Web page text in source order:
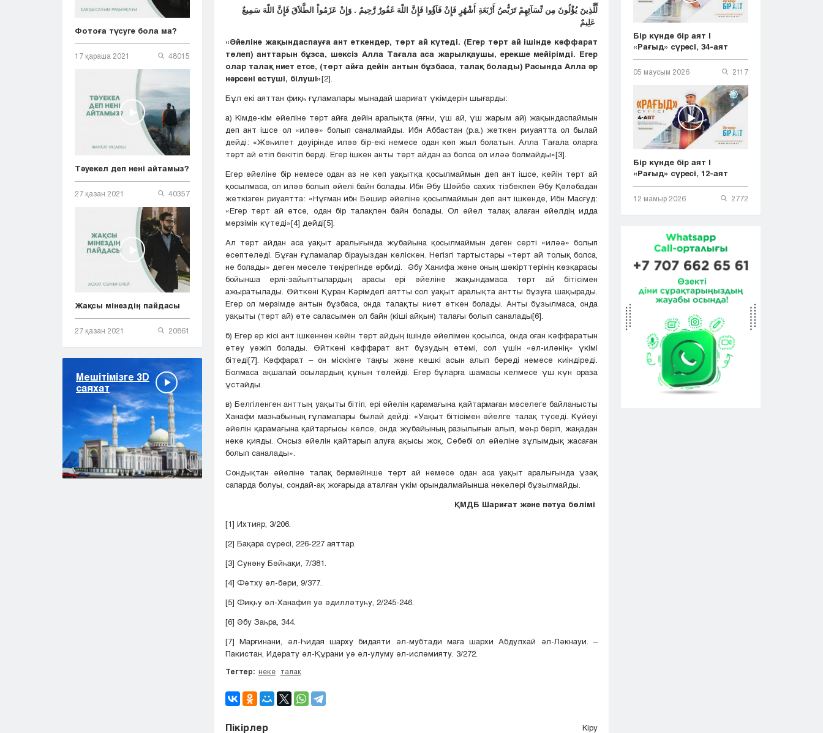
Фотоға түсуге бола ма?
17 қараша 2021 48015
Тәуекел деп нені айтамыз?
27 қазан 2021 40357
Жақсы мінездің пайдасы
27 қазан 2021 20861
Мешітімізге 3D
саяхат
لِّلَّذِينَ يُؤْلُونَ مِن نِّسَآئِهِمْ تَرَبُّصُ أَرْبَعَةِ أَشْهُرٍ فَإِنْ فَآؤُوا فَإِنَّ اللّهَ غَفُورٌ رَّحِيمٌ . وَإِنْ عَزَمُواْ الطَّلاَقَ فَإِنَّ اللّهَ سَمِيعٌ
«Әйеліне жақындаспауға ант еткендер, төрт ай күтеді. (Егер төрт ай ішінде кәффарат
төлеп) анттарын бұзса, шәксіз Алла Тағала аса жарылқаушы, ерекше мейірімді. Егер
олар талақ ниет етсе, (төрт айға дейін антын бұзбаса, талақ болады) Расында Алла әр
нәрсені естуші, білуші»[2].
Бұл екі аяттан фиқһ ғұламалары мынадай шариғат үкімдерін шығарды:
а) Кімде-кім әйеліне төрт айға дейін аралықта (яғни, үш ай, үш жарым ай) жақындаспаймын
деп ант ішсе ол «иләә» болып саналмайды. Ибн Аббастан (р.а.) жеткен риуаятта ол былай
дейді: «Жәһилет дәуірінде иләә бір-екі немесе одан көп жыл болатын. Алла Тағала оларға
төрт ай етіп бекітіп берді. Егер ішкен анты төрт айдан аз болса ол иләә болмайды»[3].
Егер әйеліне бір немесе одан аз не көп уақытқа қосылмаймын деп ант ішсе, кейін төрт ай
қосылмаса, ол иләә болып әйелі байн болады. Ибн Әбу Шәйбә сахих тізбекпен Әбу Қәләбадан
жеткізген риуаятта: «Нұғман ибн Бәшир әйеліне қосылмаймын деп ант ішкенде, Ибн Масғуд:
«Егер төрт ай өтсе, одан бір талақпен байн болады. Ол әйел талақ алаған әйелдің идда
мерзімін күтеді»[4] дейді[5].
Ал төрт айдан аса уақыт аралығында жұбайына қосылмаймын деген серті «иләә» болып
есептеледі. Бұған ғұламалар бірауыздан келіскен. Негізгі тартыстары «төрт ай толық болса,
не болады» деген мәселе төңірегінде өрбиді. Әбу Ханифа және оның шәкірттерінің көзқарасы
бойынша ерлі-зайыптылардың арасы ері әйеліне жақындамаса төрт ай бітісімен
ажыратылады. Өйткені Құран Кәрімдегі аятты сол уақыт аралықта антты бұзуға шақырады.
Егер ол мерзімде антын бұзбаса, онда талақты ниет еткен болады. Анты бұзылмаса, онда
уақыты (төрт ай) өте саласымен ол байн (кіші айқын) талағы болып саналады[6].
б) Егер ер кісі ант ішкеннен кейін төрт айдың ішінде әйелімен қосылса, онда оған кәффаратын
өтеу уәжіп болады. Өйткені кәффарат ант бұзудың өтемі, сол үшін «әл-иләнің» үкімі
бітеді[7]. Кәффарат – он міскінге таңғы және кешкі асын алып береді немесе киіндіреді.
Болмаса ақшалай осылардың құнын төлейді. Егер бұларға шамасы келмесе үш күн ораза
ұстайды.
в) Белгіленген анттың уақыты бітіп, ері әйелін қарамағына қайтармаған мәселеге байланысты
Ханафи мазһабының ғұламалары былай дейді: «Уақыт бітісімен әйелге талақ түседі. Күйеуі
әйелін қарамағына қайтарғысы келсе, онда жұбайының разылығын алып, мәһр беріп, жаңадан
неке қияды. Онсыз әйелін қайтарып алуға ақысы жоқ. Себебі ол әйеліне зұлымдық жасаған
болып саналады».
Сондықтан әйеліне талақ бермейінше төрт ай немесе одан аса уақыт аралығында ұзақ
сапарда болуы, сондай-ақ жоғарыда аталған үкім орындалмайынша некелері бұзылмайды.
ҚМДБ Шариғат және пәтуа бөлімі
[1] Ихтияр, 3/206.
[2] Бақара сүресі, 226-227 аяттар.
[3] Сунәну Бәйһақи, 7/381.
[4] Фәтху әл-бәри, 9/377.
[5] Фиқһу әл-Ханафия уә әдилләтуһу, 2/245-246.
[6] Әбу Заһра, 344.
[7] Марғинани, әл-Һидая шарху бидаяти әл-мубтади маға шархи Абдулхай әл-Ләкнауи. –
Пакистан, Идәрату әл-Құрани уә әл-улуму әл-исләмияту. 3/272.
Тегтер: неке талақ
Пікірлер Кіру
Бір күнде бір аят |
«Рағыд» сүресі, 34-аят
05 маусым 2026 2117
Бір күнде бір аят |
«Рағыд» сүресі, 12-аят
12 мамыр 2026 2772